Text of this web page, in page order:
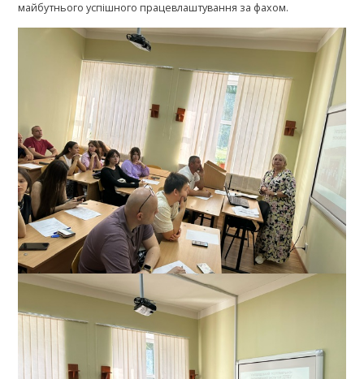
майбутнього успішного працевлаштування за фахом.